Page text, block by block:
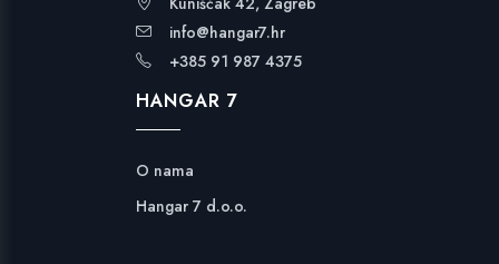
info@hangar7.hr
+385 91 987 4375
HANGAR 7
O nama
Hangar 7 d.o.o.